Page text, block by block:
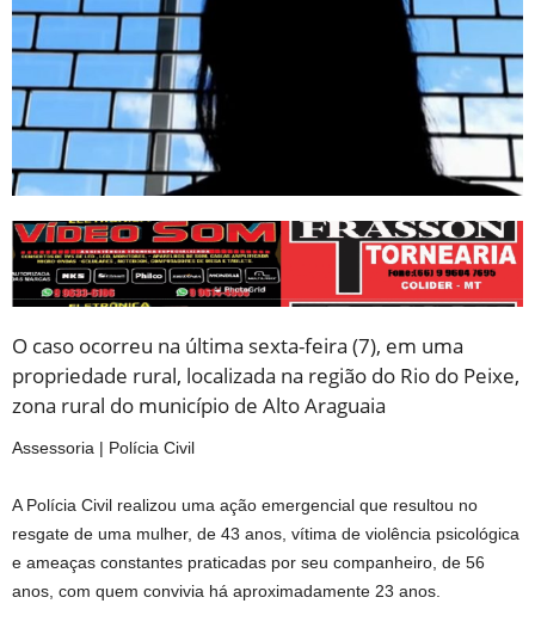
O caso ocorreu na última sexta-feira (7), em uma
propriedade rural, localizada na região do Rio do Peixe,
zona rural do município de Alto Araguaia
Assessoria | Polícia Civil
A Polícia Civil realizou uma ação emergencial que resultou no
resgate de uma mulher, de 43 anos, vítima de violência psicológica
e ameaças constantes praticadas por seu companheiro, de 56
anos, com quem convivia há aproximadamente 23 anos.